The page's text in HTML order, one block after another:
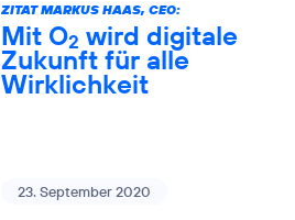
ZITAT MARKUS HAAS, CEO:
Mit O2 wird digitale
Zukunft für alle
Wirklichkeit
23. September 2020